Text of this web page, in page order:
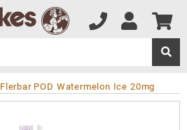
Flerbar POD Watermelon Ice 20mg